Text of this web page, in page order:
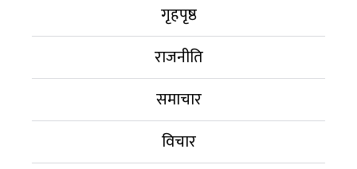
गृहपृष्ठ
राजनीति
समाचार
विचार